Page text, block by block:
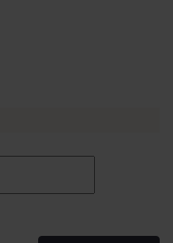
hopeinen
zirkoniakivillä